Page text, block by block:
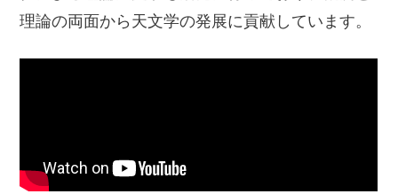
理論の両面から天文学の発展に貢献しています。